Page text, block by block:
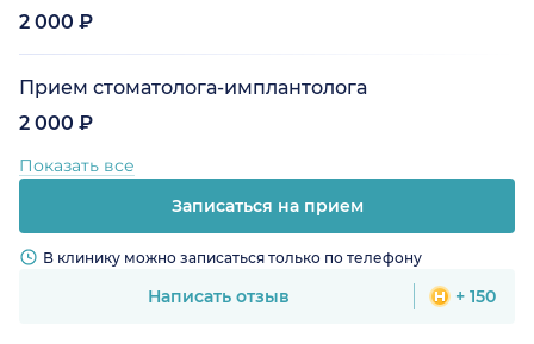
2 000 ₽
Прием стоматолога-имплантолога
2 000 ₽
Показать все
Записаться на прием
В клинику можно записаться только по телефону
Написать отзыв + 150